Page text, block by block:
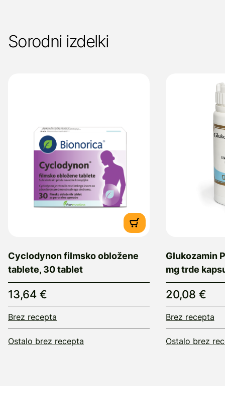
Sorodni izdelki
Cyclodynon filmsko obložene
tablete, 30 tablet
13,64 €
Brez recepta
Ostalo brez recepta
Glukozamin
mg trde
20,08 €
Brez recepta
Ostalo brez